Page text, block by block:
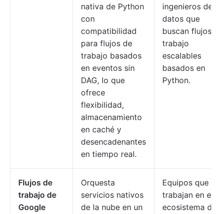
nativa de Python
con
compatibilidad
para flujos de
trabajo basados
en eventos sin
DAG, lo que
ofrece
flexibilidad,
almacenamiento
en caché y
desencadenantes
en tiempo real.
ingenieros de
datos que
buscan flujos
trabajo
escalables
basados en
Python.
Flujos de
trabajo de
Google
Orquesta
servicios nativos
de la nube en un
Equipos que
trabajan en el
ecosistema de